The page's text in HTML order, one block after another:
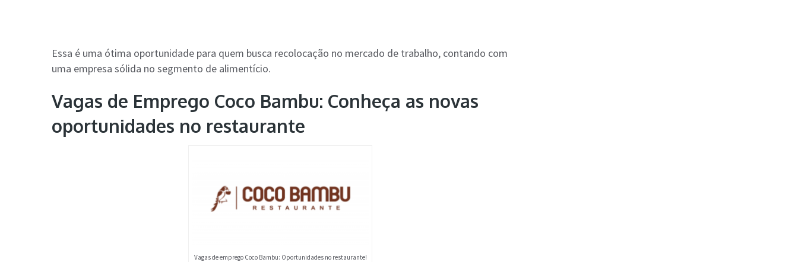
Essa é uma ótima oportunidade para quem busca recolocação no mercado de trabalho, contando com
uma empresa sólida no segmento de alimentício.
Vagas de Emprego Coco Bambu: Conheça as novas
oportunidades no restaurante
Vagas de emprego Coco Bambu: Oportunidades no restaurante!